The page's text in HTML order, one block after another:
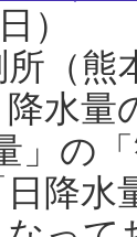
）
（熊
水
」の
降